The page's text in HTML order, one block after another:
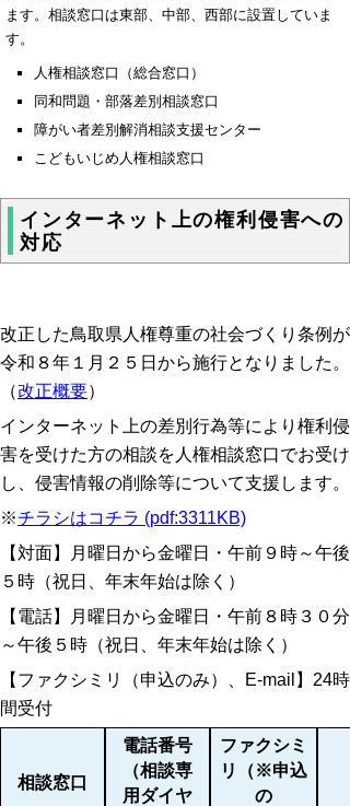
ます。相談窓口は東部、中部、西部に設置していま
す。
人権相談窓口（総合窓口）
同和問題・部落差別相談窓口
障がい者差別解消相談支援センター
こどもいじめ人権相談窓口
インターネット上の権利侵害への
対応
改正した鳥取県人権尊重の社会づくり条例が
令和８年１月２５日から施行となりました。
（改正概要）
インターネット上の差別行為等により権利侵
害を受けた方の相談を人権相談窓口でお受け
し、侵害情報の削除等について支援します。
※チラシはコチラ (pdf:3311KB)
【対面】月曜日から金曜日・午前９時～午後
５時（祝日、年末年始は除く）
【電話】月曜日から金曜日・午前８時３０分
～午後５時（祝日、年末年始は除く）
【ファクシミリ（申込のみ）、E-mail】24時
間受付
相談窓口
電話番号
（相談専
用ダイヤ
ファクシミ
リ（※申込
の